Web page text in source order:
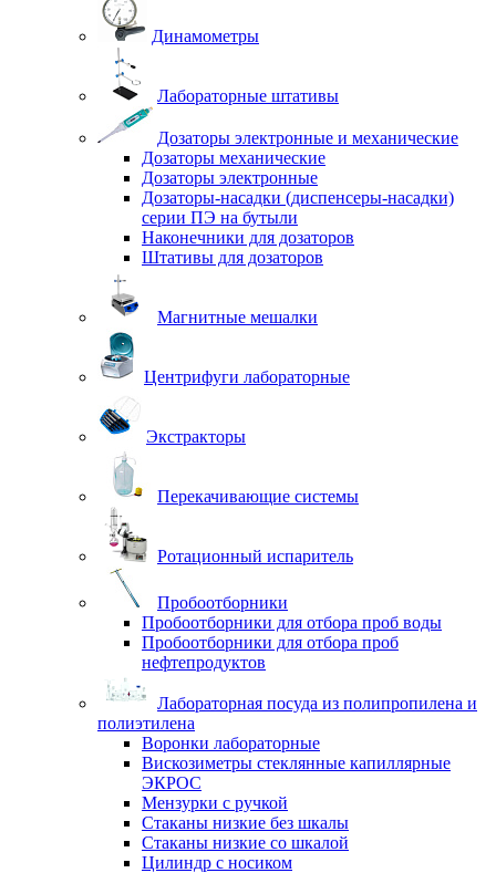
Динамометры
Лабораторные штативы
Дозаторы электронные и механические
Дозаторы механические
Дозаторы электронные
Дозаторы-насадки (диспенсеры-насадки)
серии ПЭ на бутыли
Наконечники для дозаторов
Штативы для дозаторов
Магнитные мешалки
Центрифуги лабораторные
Экстракторы
Перекачивающие системы
Ротационный испаритель
Пробоотборники
Пробоотборники для отбора проб воды
Пробоотборники для отбора проб
нефтепродуктов
Лабораторная посуда из полипропилена и
полиэтилена
Воронки лабораторные
Вискозиметры стеклянные капиллярные
ЭКРОС
Мензурки с ручкой
Стаканы низкие без шкалы
Стаканы низкие со шкалой
Цилиндр с носиком